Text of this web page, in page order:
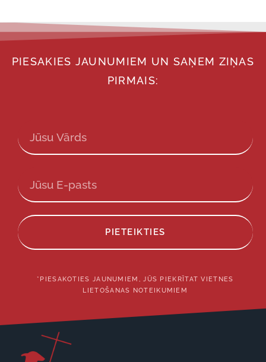
PIESAKIES JAUNUMIEM UN SAŅEM ZIŅAS
PIRMAIS:
PIETEIKTIES
*PIESAKOTIES JAUNUMIEM, JŪS PIEKRĪTAT VIETNES
LIETOŠANAS NOTEIKUMIEM